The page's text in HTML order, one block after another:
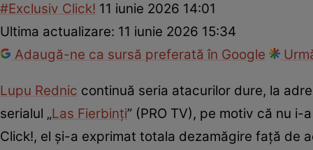
#Exclusiv Click! 11 iunie 2026 14:01
Ultima actualizare: 11 iunie 2026 15:34
Adaugă-ne ca sursă preferată în Google
Lupu Rednic continuă seria atacurilor dure, la
serialul „Las Fierbinți” (PRO TV), pe motiv că nu
Click!, el și-a exprimat totala dezamăgire față de